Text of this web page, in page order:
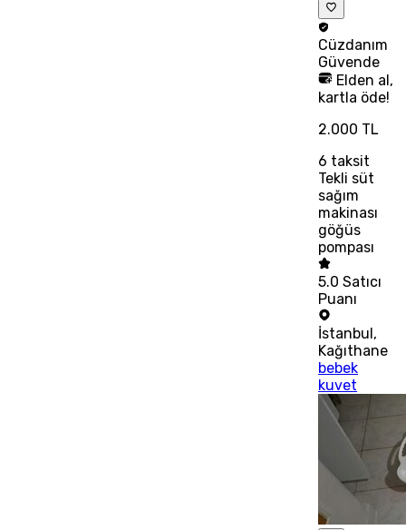
Cüzdanım
Güvende
Elden al,
kartla öde!
2.000 TL
6 taksit
Tekli süt
sağım
makinası
göğüs
pompası
5.0 Satıcı
Puanı
İstanbul,
Kağıthane
bebek
kuvet